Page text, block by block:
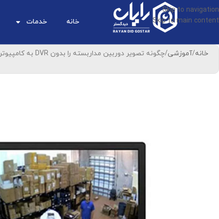
Skip to navigation
Skip to main content
خانه خدمات
خانه آموزشی چگونه تصویر دوربین مداربسته را بدون DVR به کامپیوتر متصل کنیم؟